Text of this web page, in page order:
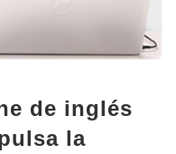
de inglés
la